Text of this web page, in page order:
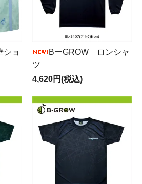
ョ
BーGRОW ロンシャ
ツ
4,620円(税込)